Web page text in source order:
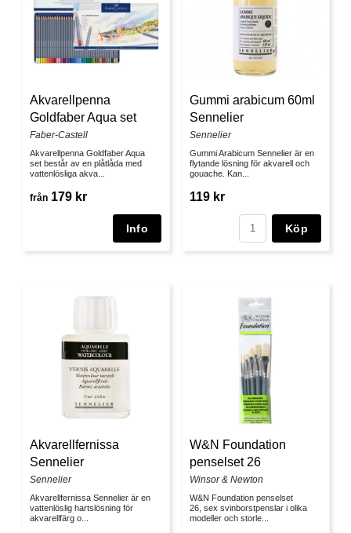
Akvarellpenna
Goldfaber Aqua set
Faber-Castell
Akvarellpenna Goldfaber Aqua
set består av en plåtlåda med
vattenlösliga akva...
från 179 kr
Gummi arabicum 60ml
Sennelier
Sennelier
Gummi Arabicum Sennelier är en
flytande lösning för akvarell och
gouache. Kan...
119 kr
Köp
Akvarellfernissa
Sennelier
Sennelier
Akvarellfernissa Sennelier är en
vattenlöslig hartslösning för
akvarellfärg o...
W&N Foundation
penselset 26
Winsor & Newton
W&N Foundation penselset
26, sex svinborstpenslar i olika
modeller och storle...